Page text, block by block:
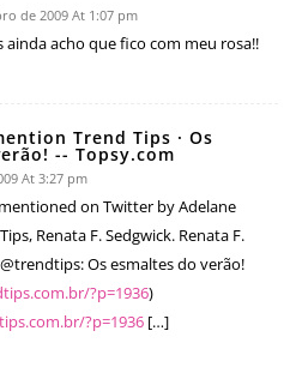
de 2009 At 1:07 pm
ainda acho que fico com meu rosa!!
Trend Tips · Os
-- Topsy.com
At 3:27 pm
on Twitter by Adelane
Renata F. Sedgwick. Renata F.
Os esmaltes do verão!
?p=1936)
?p=1936 […]